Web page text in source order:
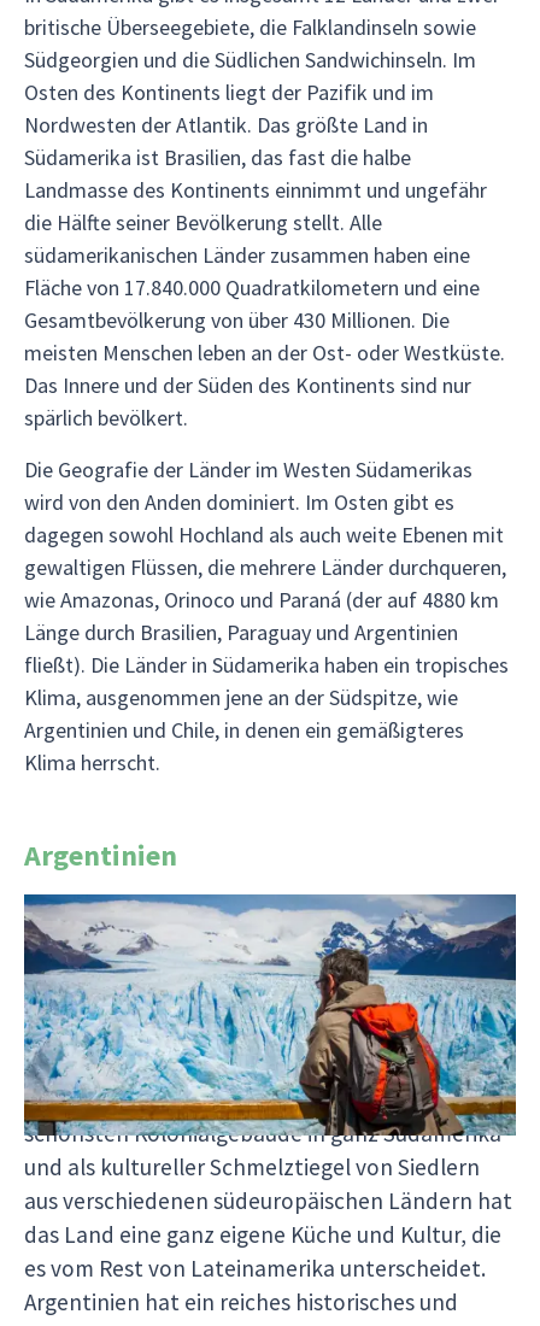
britische Überseegebiete, die Falklandinseln sowie
Südgeorgien und die Südlichen Sandwichinseln. Im
Osten des Kontinents liegt der Pazifik und im
Nordwesten der Atlantik. Das größte Land in
Südamerika ist Brasilien, das fast die halbe
Landmasse des Kontinents einnimmt und ungefähr
die Hälfte seiner Bevölkerung stellt. Alle
südamerikanischen Länder zusammen haben eine
Fläche von 17.840.000 Quadratkilometern und eine
Gesamtbevölkerung von über 430 Millionen. Die
meisten Menschen leben an der Ost- oder Westküste.
Das Innere und der Süden des Kontinents sind nur
spärlich bevölkert.
Die Geografie der Länder im Westen Südamerikas
wird von den Anden dominiert. Im Osten gibt es
dagegen sowohl Hochland als auch weite Ebenen mit
gewaltigen Flüssen, die mehrere Länder durchqueren,
wie Amazonas, Orinoco und Paraná (der auf 4880 km
Länge durch Brasilien, Paraguay und Argentinien
fließt). Die Länder in Südamerika haben ein tropisches
Klima, ausgenommen jene an der Südspitze, wie
Argentinien und Chile, in denen ein gemäßigteres
Klima herrscht.
Argentinien
Argentinien ist der Geburtsort des Tango und die
Heimat der Gauchos, die immer noch mit ihren
riesigen Rinderherden durch die Pampas ziehen.
Außerdem ist es das vielleicht
fußballverrückteste Land der Welt. In den
argentinischen Städten finden sich einige der
schönsten Kolonialgebäude in ganz Südamerika
und als kultureller Schmelztiegel von Siedlern
aus verschiedenen südeuropäischen Ländern hat
das Land eine ganz eigene Küche und Kultur, die
es vom Rest von Lateinamerika unterscheidet.
Argentinien hat ein reiches historisches und